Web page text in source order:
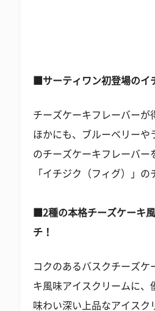
■サーティワン初登場のイ
チーズケーキフレーバーが
ほかにも、ブルーベリーや
のチーズケーキフレーバ
「イチジク（フィグ）」
■2種の本格チーズケーキ
チ！
コクのあるバスクチーズ
キ風味アイスクリームに、
味わい深い上品なアイスク